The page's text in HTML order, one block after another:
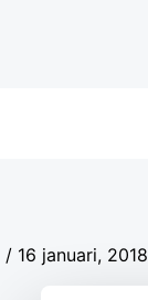
/ 16 januari, 2018